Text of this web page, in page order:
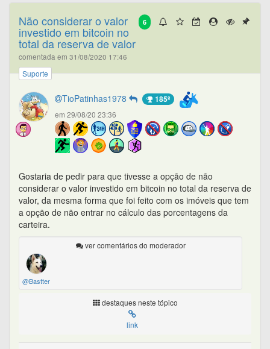
6
Não considerar o valor
investido em bitcoin no
total da reserva de valor
comentada em 31/08/2020 17:46
Suporte
TioPatinhas1978 185º
em 29/08/20 23:36
Gostaria de pedir para que tivesse a opção de não
considerar o valor investido em bitcoin no total da reserva de
valor, da mesma forma que foi feito com os imóveis que tem
a opção de não entrar no cálculo das porcentagens da
carteira.
ver comentários do moderador
@Bastter
destaques neste tópico
link